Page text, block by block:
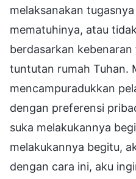
melaksanakan
mematuhinya, atau
berdasarkan
tuntutan rumah Tuhan.
mencampuradukkan
dengan preferensi
suka melakukannya
melakukannya begitu,
dengan cara ini, aku